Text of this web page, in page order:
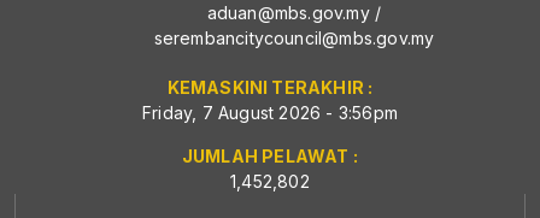
aduan@mbs.gov.my/
serembancitycouncil@mbs.gov.my
KEMASKINI TERAKHIR :
Friday, 7 August 2026 - 3:56pm
JUMLAH PELAWAT :
1,452,802